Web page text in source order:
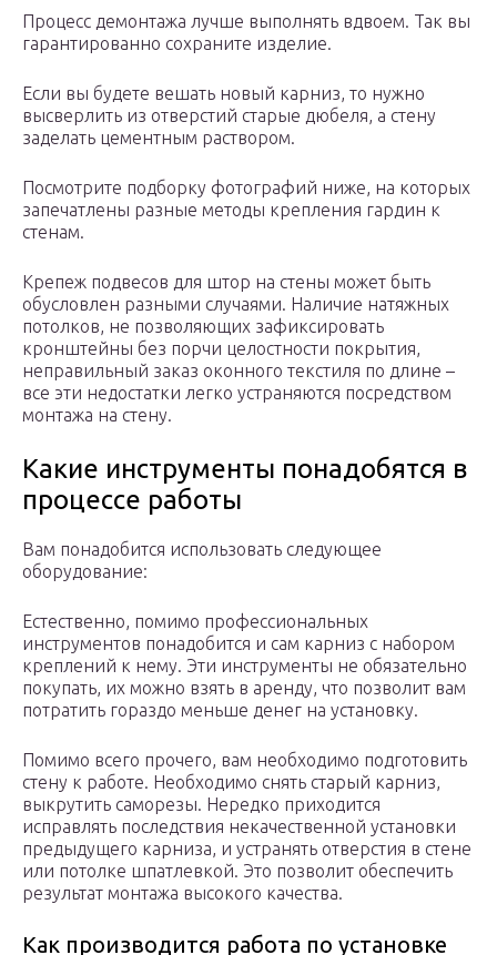
Процесс демонтажа лучше выполнять вдвоем. Так вы
гарантированно сохраните изделие.
Если вы будете вешать новый карниз, то нужно
высверлить из отверстий старые дюбеля, а стену
заделать цементным раствором.
Посмотрите подборку фотографий ниже, на которых
запечатлены разные методы крепления гардин к
стенам.
Крепеж подвесов для штор на стены может быть
обусловлен разными случаями. Наличие натяжных
потолков, не позволяющих зафиксировать
кронштейны без порчи целостности покрытия,
неправильный заказ оконного текстиля по длине –
все эти недостатки легко устраняются посредством
монтажа на стену.
Какие инструменты понадобятся в
процессе работы
Вам понадобится использовать следующее
оборудование:
Естественно, помимо профессиональных
инструментов понадобится и сам карниз с набором
креплений к нему. Эти инструменты не обязательно
покупать, их можно взять в аренду, что позволит вам
потратить гораздо меньше денег на установку.
Помимо всего прочего, вам необходимо подготовить
стену к работе. Необходимо снять старый карниз,
выкрутить саморезы. Нередко приходится
исправлять последствия некачественной установки
предыдущего карниза, и устранять отверстия в стене
или потолке шпатлевкой. Это позволит обеспечить
результат монтажа высокого качества.
Как производится работа по установке